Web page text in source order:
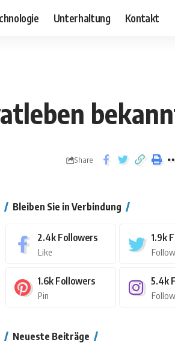
Unterhaltung Kontakt
Share
Bleiben Sie in Verbindung
2.4k Followers
Like
1.9k
Follow
1.6k Followers
Pin
5.4k
Follow
Neueste Beiträge